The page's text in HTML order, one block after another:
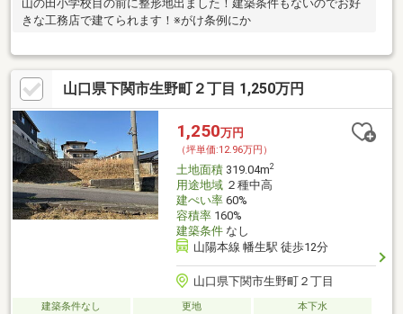
山の田小学校目の前に整形地出ました！建築条件もないのでお好
きな工務店で建てられます！※がけ条例にか
山口県下関市生野町２丁目 1,250万円
1,250万円
（坪単価:12.96万円）
土地面積319.04m2
用途地域２種中高
建ぺい率60%
容積率160%
建築条件なし
山陽本線 幡生駅 徒歩12分
山口県下関市生野町２丁目
建築条件なし 更地
本下水